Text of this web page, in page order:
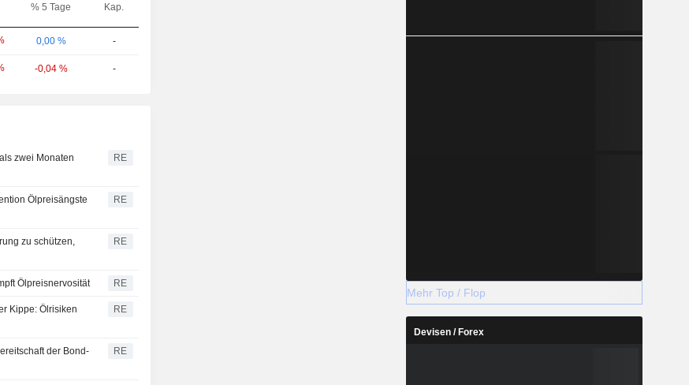
% 5 Tage Kap.
0,00 % -
-0,04 % -
zwei Monaten
RE
Ölpreisängste
RE
zu schützen,
RE
Ölpreisnervosität RE
Kippe: Ölrisiken
RE
der Bond-
RE
Mehr Top / Flop
Devisen / Forex